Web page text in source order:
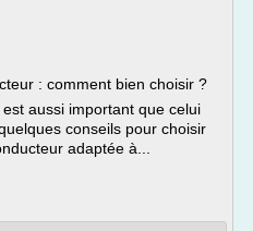
: comment bien choisir ?
aussi important que celui
conseils pour choisir
adaptée à...